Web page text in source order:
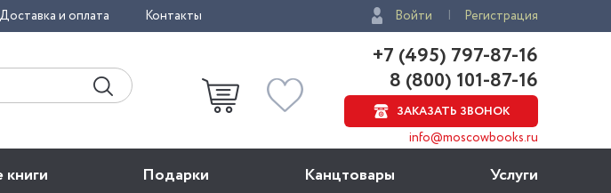
Доставка и оплата Контакты Войти Регистрация
+7 (495) 797-87-16
8 (800) 101-87-16
ЗАКАЗАТЬ ЗВОНОК
info@moscowbooks.ru
Подарки Канцтовары Услуги